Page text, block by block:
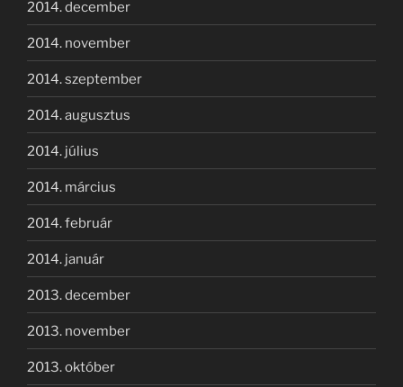
2014. december
2014. november
2014. szeptember
2014. augusztus
2014. július
2014. március
2014. február
2014. január
2013. december
2013. november
2013. október